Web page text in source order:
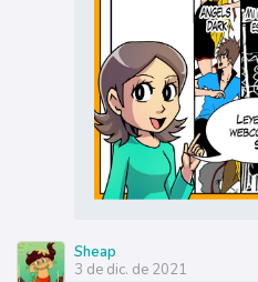
Sheap
3 de dic. de 2021